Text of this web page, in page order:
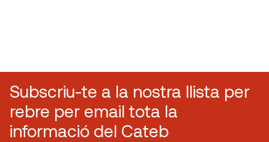
Subscriu-te a la nostra llista per
rebre per email tota la
informació del Cateb